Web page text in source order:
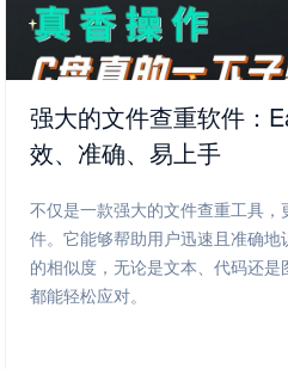
强大的文件查重软件：
效、准确、易上手
不仅是一款强大的文件查重工具
件。它能够帮助用户迅速且准确
的相似度，无论是文本、代码还是
都能轻松应对。